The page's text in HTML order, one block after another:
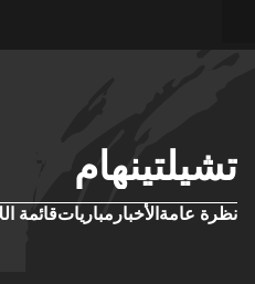
تشيلتينهام
نظرة عامة الأخبار مبارياتقائمة